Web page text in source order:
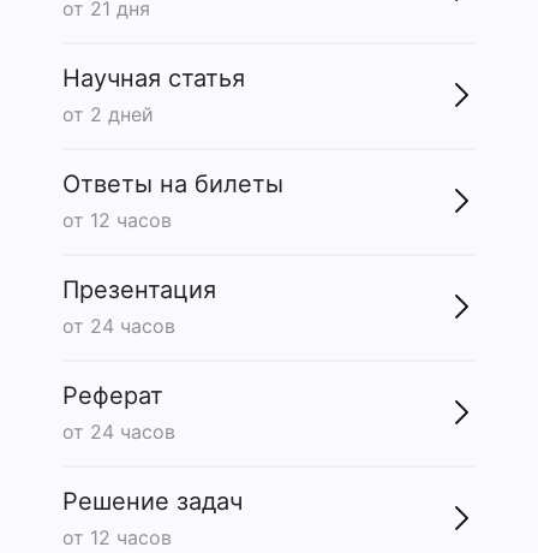
от 21 дня
Научная статья
от 2 дней
Ответы на билеты
от 12 часов
Презентация
от 24 часов
Реферат
от 24 часов
Решение задач
от 12 часов